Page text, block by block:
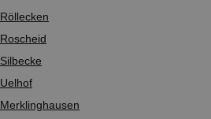
Röllecken
Roscheid
Silbecke
Uelhof
Merklinghausen